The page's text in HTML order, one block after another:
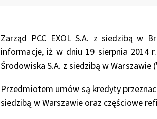
Zarząd PCC EXOL S.A. z siedzibą w
informacje, iż w dniu 19 sierpnia 2014
Środowiska S.A. z siedzibą w Warszawie
Przedmiotem umów są kredyty
siedzibą w Warszawie oraz częściowe